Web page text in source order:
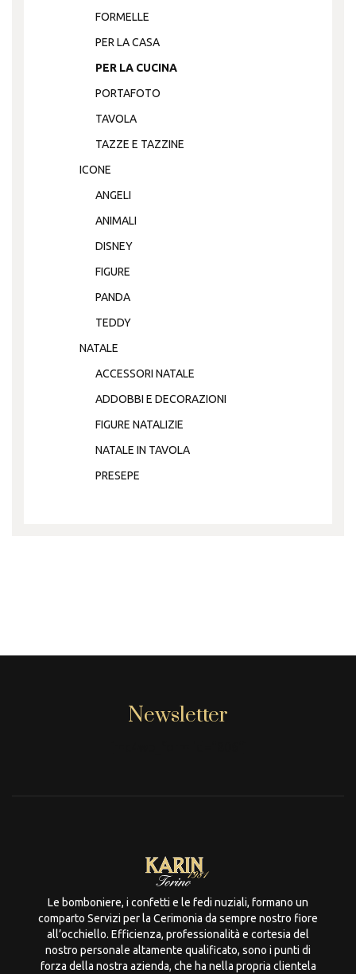
FORMELLE
PER LA CASA
PER LA CUCINA
PORTAFOTO
TAVOLA
TAZZE E TAZZINE
ICONE
ANGELI
ANIMALI
DISNEY
FIGURE
PANDA
TEDDY
NATALE
ACCESSORI NATALE
ADDOBBI E DECORAZIONI
FIGURE NATALIZIE
NATALE IN TAVOLA
PRESEPE
Newsletter
Le bomboniere, i confetti e le fedi nuziali, formano un
comparto Servizi per la Cerimonia da sempre nostro fiore
all’occhiello. Efficienza, professionalità e cortesia del
nostro personale altamente qualificato, sono i punti di
forza della nostra azienda, che ha nella propria clientela